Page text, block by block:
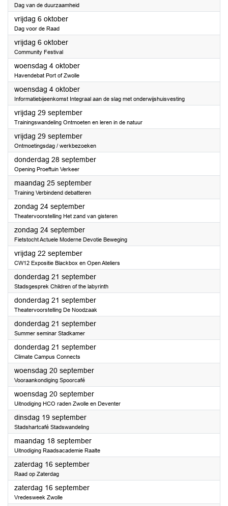
Dag van de duurzaamheid
vrijdag 6 oktober2023
Dag voor de Raad
vrijdag 6 oktober2023
Community Festival
woensdag 4 oktober2023
Havendebat Port of Zwolle
woensdag 4 oktober2023
Informatiebijeenkomst Integraal aan de slag met onderwijshuisvesting
vrijdag 29 september2023
Trainingswandeling Ontmoeten en leren in de natuur
vrijdag 29 september2023
Ontmoetingsdag / werkbezoeken
donderdag 28 september2023
Opening Proeftuin Verkeer
maandag 25 september2023
Training Verbindend debatteren
zondag 24 september2023
Theatervoorstelling Het zand van gisteren
zondag 24 september2023
Fietstocht Actuele Moderne Devotie Beweging
vrijdag 22 september2023
CW12 Expositie Blackbox en Open Ateliers
donderdag 21 september2023
Stadsgesprek Children of the labyrinth
donderdag 21 september2023
Theatervoorstelling De Noodzaak
donderdag 21 september2023
Summer seminar Stadkamer
donderdag 21 september2023
Climate Campus Connects
woensdag 20 september2023
Vooraankondiging Spoorcafé
woensdag 20 september2023
Uitnodiging HCO raden Zwolle en Deventer
dinsdag 19 september2023
Stadshartcafé Stadswandeling
maandag 18 september2023
Uitnodiging Raadsacademie Raalte
zaterdag 16 september2023
Raad op Zaterdag
zaterdag 16 september2023
Vredesweek Zwolle